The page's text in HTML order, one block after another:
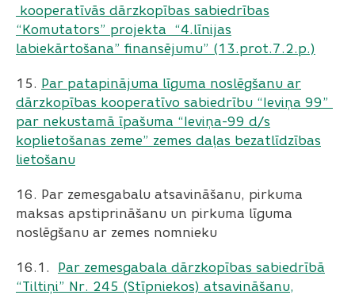
kooperatīvās dārzkopības sabiedrības
“Komutators” projekta “4.līnijas
labiekārtošana” finansējumu” (13.prot.7.2.p.)
15. Par patapinājuma līguma noslēgšanu ar
dārzkopības kooperatīvo sabiedrību “Ieviņa 99”
par nekustamā īpašuma “Ieviņa-99 d/s
koplietošanas zeme” zemes daļas bezatlīdzības
lietošanu
16. Par zemesgabalu atsavināšanu, pirkuma
maksas apstiprināšanu un pirkuma līguma
noslēgšanu ar zemes nomnieku
16.1. Par zemesgabala dārzkopības sabiedrībā
“Tiltiņi” Nr. 245 (Stīpniekos) atsavināšanu,